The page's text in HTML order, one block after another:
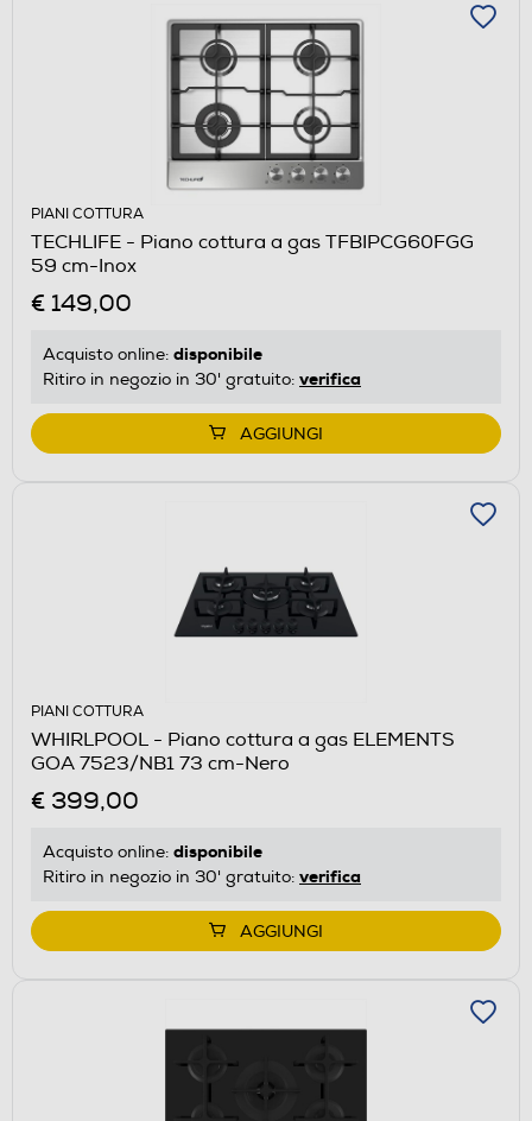
PIANI COTTURA
TECHLIFE - Piano cottura a gas TFBIPCG60FGG
59 cm-Inox
€ 149,00
Acquisto online: disponibile
Ritiro in negozio in 30' gratuito: verifica
AGGIUNGI
PIANI COTTURA
WHIRLPOOL - Piano cottura a gas ELEMENTS
GOA 7523/NB1 73 cm-Nero
€ 399,00
Acquisto online: disponibile
Ritiro in negozio in 30' gratuito: verifica
AGGIUNGI